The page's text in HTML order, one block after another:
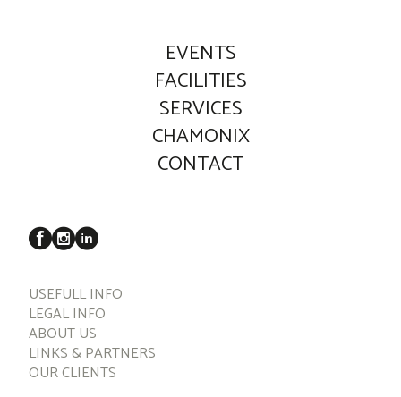
EVENTS
FACILITIES
SERVICES
CHAMONIX
CONTACT
USEFULL INFO
LEGAL INFO
ABOUT US
LINKS & PARTNERS
OUR CLIENTS